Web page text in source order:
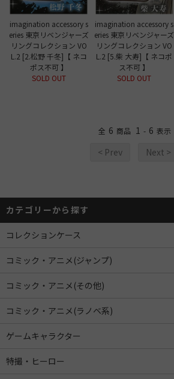
imagination accessory s
eries 東京リベンジャーズ
リングコレクション VO
L.2 [2.松野 千冬]【 ネコ
ポス不可 】
SOLD OUT
imagination accessory s
eries 東京リベンジャーズ
リングコレクション VO
L.2 [5.柴 大寿]【 ネコポ
ス不可 】
SOLD OUT
全 6 商品 1 - 6 表示
< Prev Next >
カテゴリーから探す
コレクションケース
コミック・アニメ(ジャンプ)
コミック・アニメ(その他)
コミック・アニメ(ラノベ系)
ゲームキャラクター
特撮・ヒーロー